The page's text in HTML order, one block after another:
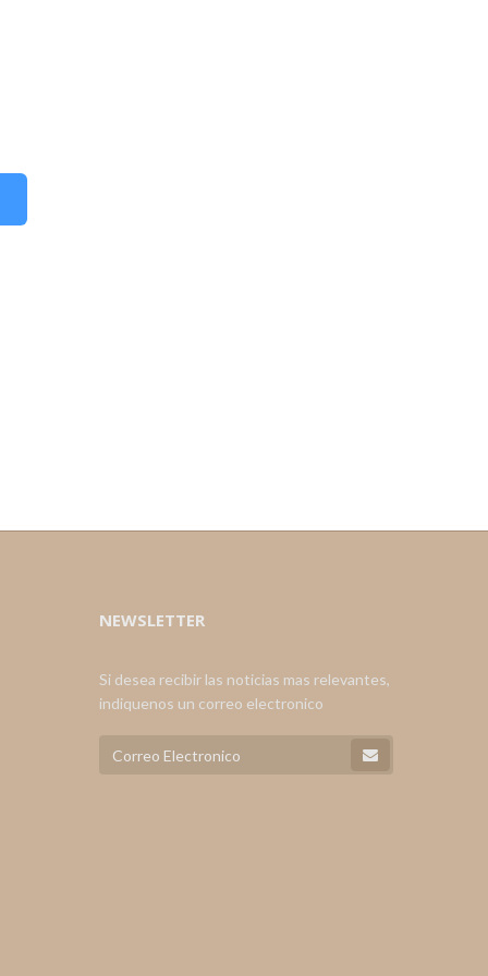
NEWSLETTER
Si desea recibir las noticias mas relevantes,
indiquenos un correo electronico